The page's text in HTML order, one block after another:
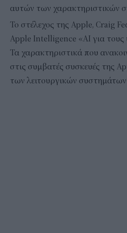
αυτών των χαρακτηριστικών
Το στέλεχος της Apple, Craig
Apple Intelligence «AΙ για τους
Τα χαρακτηριστικά που
στις συμβατές συσκευές της
των λειτουργικών